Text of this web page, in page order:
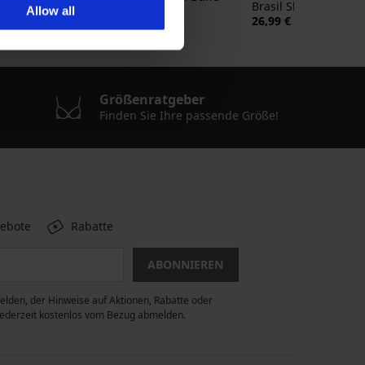
Allow all
Brasil Slip Lady
26,99 €
Größenratgeber
Finden Sie Ihre passende Größe!
Rabatte
ABONNIEREN
der Hinweise auf Aktionen, Rabatte oder
kostenlos vom Bezug abmelden.